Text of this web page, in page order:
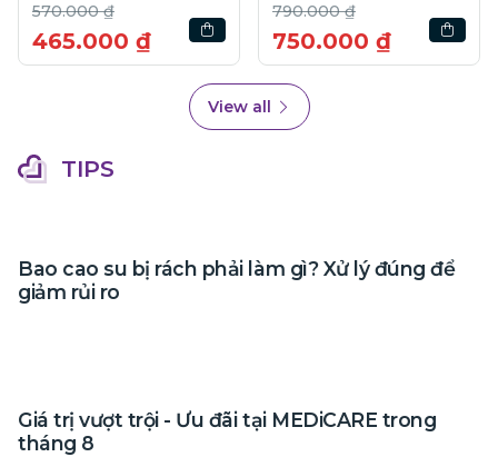
₫
₫
790.000 ₫
750.000 ₫
View all
TIPS
Bao cao su bị rách phải làm gì? Xử lý đúng để
giảm rủi ro
Giá trị vượt trội - Ưu đãi tại MEDiCARE trong
tháng 8